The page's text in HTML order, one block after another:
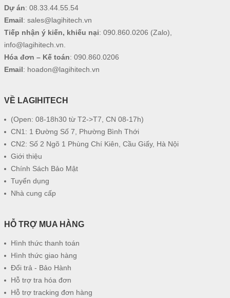
Dự án: 08.33.44.55.54
Email: sales@lagihitech.vn
Tiếp nhận ý kiến, khiếu nại: 090.860.0206 (Zalo),
info@lagihitech.vn
Hóa đơn – Kế toán: 090.860.0206
Email: hoadon@lagihitech.vn
VỀ LAGIHITECH
(Open: 08-18h30 từ T2->T7, CN 08-17h)
CN1: 1 Đường Số 7, Phường Bình Thới
CN2: Số 2 Ngõ 1 Phùng Chí Kiên, Cầu Giấy, Hà Nội
Giới thiệu
Chính Sách Bảo Mật
Tuyển dụng
Nhà cung cấp
HỖ TRỢ MUA HÀNG
Hình thức thanh toán
Hình thức giao hàng
Đổi trả - Bảo Hành
Hỗ trợ tra hóa đơn
Hỗ trợ tracking đơn hàng